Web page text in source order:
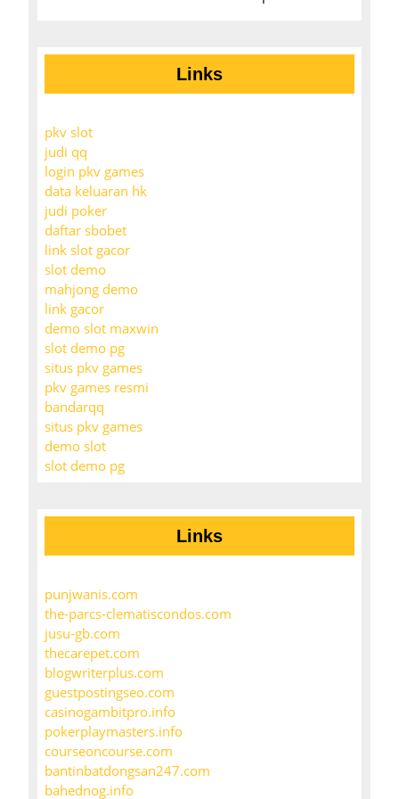
Links
pkv slot
judi qq
login pkv games
data keluaran hk
judi poker
daftar sbobet
link slot gacor
slot demo
mahjong demo
link gacor
demo slot maxwin
slot demo pg
situs pkv games
pkv games resmi
bandarqq
situs pkv games
demo slot
slot demo pg
Links
punjwanis.com
the-parcs-clematiscondos.com
jusu-gb.com
thecarepet.com
blogwriterplus.com
guestpostingseo.com
casinogambitpro.info
pokerplaymasters.info
courseoncourse.com
bantinbatdongsan247.com
bahednog.info